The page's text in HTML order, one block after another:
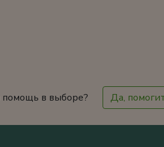
в выборе? Да,